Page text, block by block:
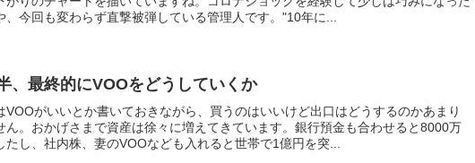
、今回も変わらず直撃被弾している管理人です。"10年に...
、最終的にVOOをどうしていくか
VOOがいいとか書いておきながら、買うのはいいけど出口はどうするのかあまり
ん。おかげさまで資産は徐々に増えてきています。銀行預金も合わせると8000万
たし、社内株、妻のVOOなども入れると世帯で1億円を突...